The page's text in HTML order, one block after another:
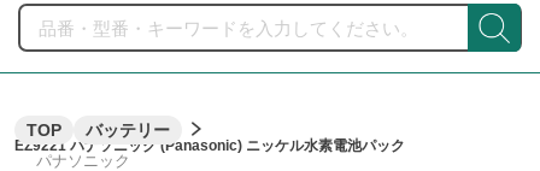
TOP バッテリー
EZ9221 パナソニック (Panasonic) ニッケル水素電池パック
パナソニック